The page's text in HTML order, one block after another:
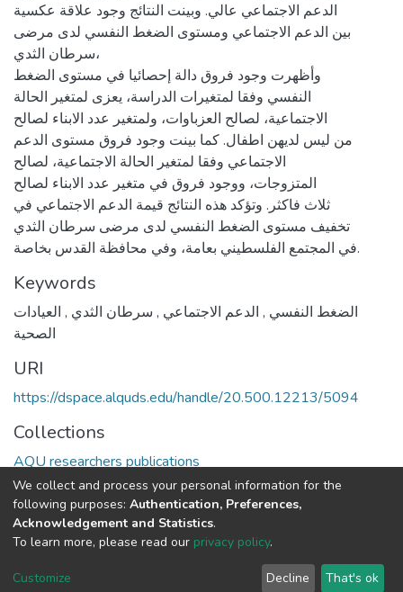
الدعم الاجتماعي عالي. وبينت النتائج وجود علاقة عكسية
بين الدعم الاجتماعي ومستوى الضغط النفسي لدى مرضى
سرطان الثدي،
وأظهرت وجود فروق دالة إحصائيا في مستوى الضغط
النفسي وفقا لمتغيرات الدراسة، يعزى لمتغير الحالة
الاجتماعية، لصالح العزباوات، ولمتغير عدد الابناء لصالح
من ليس لديهن اطفال. كما بينت وجود فروق مستوى الدعم
الاجتماعي وفقا لمتغير الحالة الاجتماعية، لصالح
المتزوجات، ووجود فروق في متغير عدد الابناء لصالح
ثلاث فاكثر. وتؤكد هذه النتائج قيمة الدعم الاجتماعي في
تخفيف مستوى الضغط النفسي لدى مرضى سرطان الثدي
في المجتمع الفلسطيني بعامة، وفي محافظة القدس بخاصة.
Keywords
الضغط النفسي , الدعم الاجتماعي , سرطان الثدي , العيادات
الصحية
URI
https://dspace.alquds.edu/handle/20.500.12213/5094
Collections
AQU researchers publications
Full item page
Cookie
End User
Send
We collect and process your personal information for the
following purposes: Authentication, Preferences,
Acknowledgement and Statistics.
To learn more, please read our privacy policy.
Customize Decline That's ok